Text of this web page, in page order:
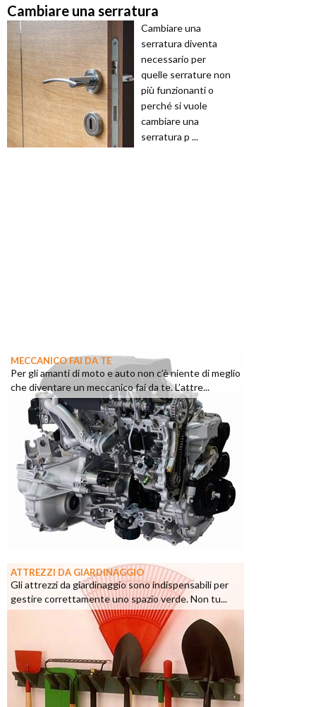
Cambiare una serratura
Cambiare una
serratura diventa
necessario per
quelle serrature non
più funzionanti o
perché si vuole
cambiare una
serratura p ...
MECCANICO FAI DA TE
Per gli amanti di moto e auto non c’è niente di meglio
che diventare un meccanico fai da te. L’attre...
ATTREZZI DA GIARDINAGGIO
Gli attrezzi da giardinaggio sono indispensabili per
gestire correttamente uno spazio verde. Non tu...